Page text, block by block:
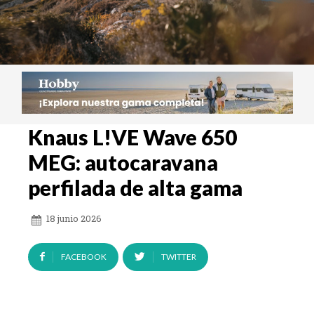
Knaus L!VE Wave 650
MEG: autocaravana
perfilada de alta gama
18 junio 2026
FACEBOOK TWITTER